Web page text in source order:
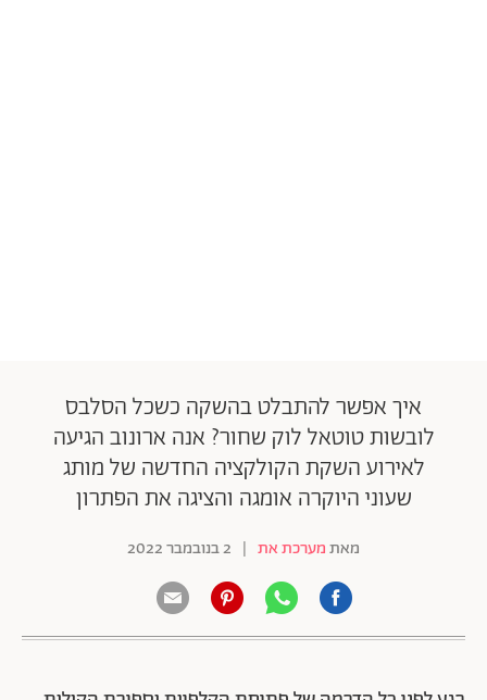
איך אפשר להתבלט בהשקה כשכל הסלבס
לובשות טוטאל לוק שחור? אנה ארונוב הגיעה
לאירוע השקת הקולקציה החדשה של מותג
שעוני היוקרה אומגה והציגה את הפתרון
מאתמערכת את | 2 בנובמבר 2022